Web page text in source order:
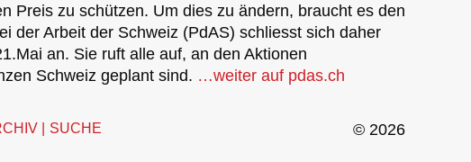
Preis zu schützen. Um dies zu ändern, braucht es den
der Arbeit der Schweiz (PdAS) schliesst sich daher
an. Sie ruft alle auf, an den Aktionen
Schweiz geplant sind. …weiter auf pdas.ch
SUCHE © 2026